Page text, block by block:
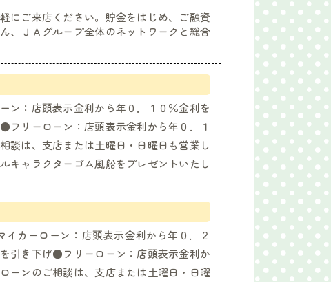
にご来店ください。貯金をはじめ、ご融資
、ＪＡグループ全体のネットワークと総合
ン：店頭表示金利から年０．１０％金利を
リーローン：店頭表示金利から年０．１
談は、支店または土曜日・日曜日も営業し
キャラクターゴム風船をプレゼントいたし
カーローン：店頭表示金利から年０．２
引き下げ●フリーローン：店頭表示金利か
ーンのご相談は、支店または土曜日・日曜